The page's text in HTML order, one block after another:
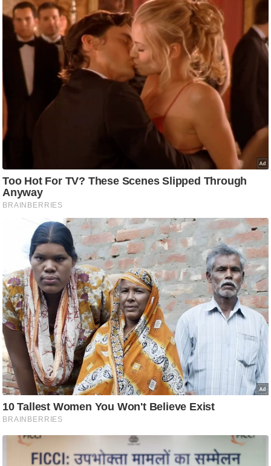
.
चा
य
ज्यो
ति
हि
मा
/
ध
स्थ
ल
व्र
त
त्यो
हा